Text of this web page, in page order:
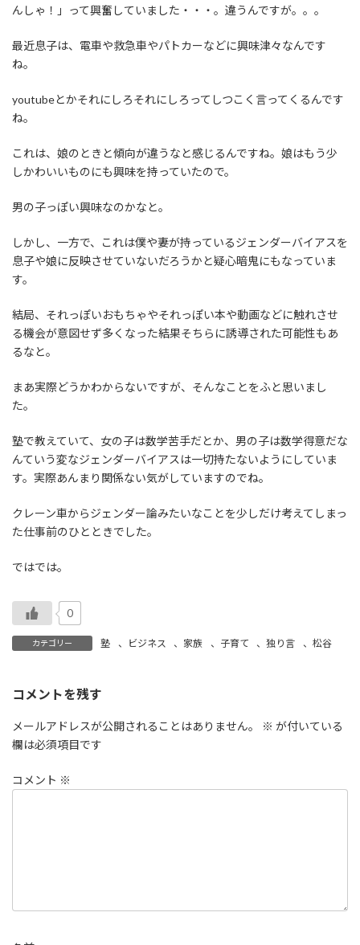
んしゃ！」って興奮していました・・・。違うんですが。。。
最近息子は、電車や救急車やパトカーなどに興味津々なんです
ね。
youtubeとかそれにしろそれにしろってしつこく言ってくるんです
ね。
これは、娘のときと傾向が違うなと感じるんですね。娘はもう少
しかわいいものにも興味を持っていたので。
男の子っぽい興味なのかなと。
しかし、一方で、これは僕や妻が持っているジェンダーバイアスを
息子や娘に反映させていないだろうかと疑心暗鬼にもなっていま
す。
結局、それっぽいおもちゃやそれっぽい本や動画などに触れさせ
る機会が意図せず多くなった結果そちらに誘導された可能性もあ
るなと。
まあ実際どうかわからないですが、そんなことをふと思いまし
た。
塾で教えていて、女の子は数学苦手だとか、男の子は数学得意だな
んていう変なジェンダーバイアスは一切持たないようにしていま
す。実際あんまり関係ない気がしていますのでね。
クレーン車からジェンダー論みたいなことを少しだけ考えてしまっ
た仕事前のひとときでした。
ではでは。
0
カテゴリー 塾 、 ビジネス 、 家族 、 子育て 、独り言 、 松谷
コメントを残す
メールアドレスが公開されることはありません。 ※ が付いている
欄は必須項目です
コメント ※